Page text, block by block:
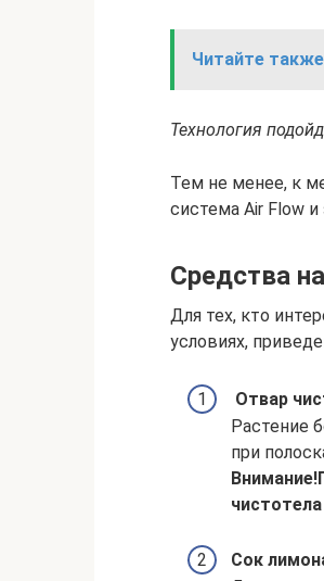
Читайте
Технология
Тем не менее, к
система Air Flow
Средства
Для тех, кто
условиях,
Отвар
Растение
при
Внимание!
Сок